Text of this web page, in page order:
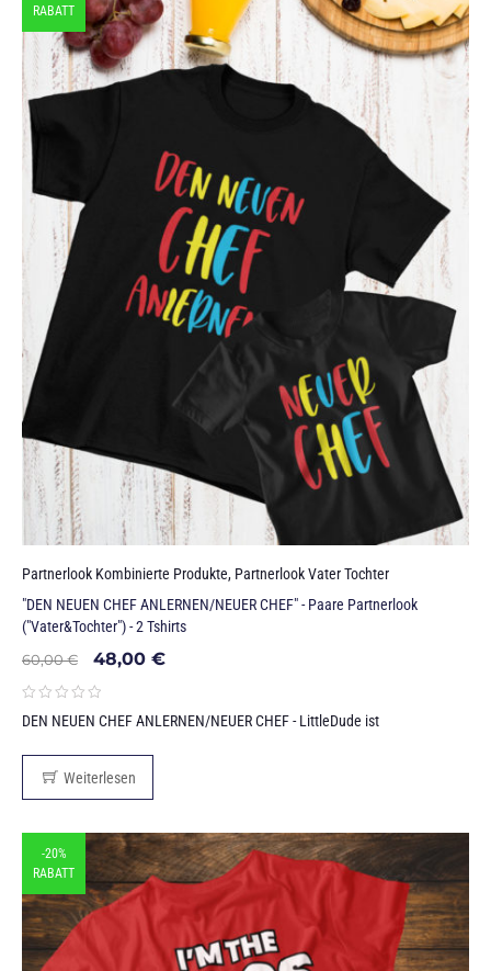
RABATT
Partnerlook Kombinierte Produkte, Partnerlook Vater Tochter
"DEN NEUEN CHEF ANLERNEN/NEUER CHEF" - Paare Partnerlook
("Vater&Tochter") - 2 Tshirts
60,00€ 48,00 €
DEN NEUEN CHEF ANLERNEN/NEUER CHEF - LittleDude ist
Weiterlesen
-20%
RABATT